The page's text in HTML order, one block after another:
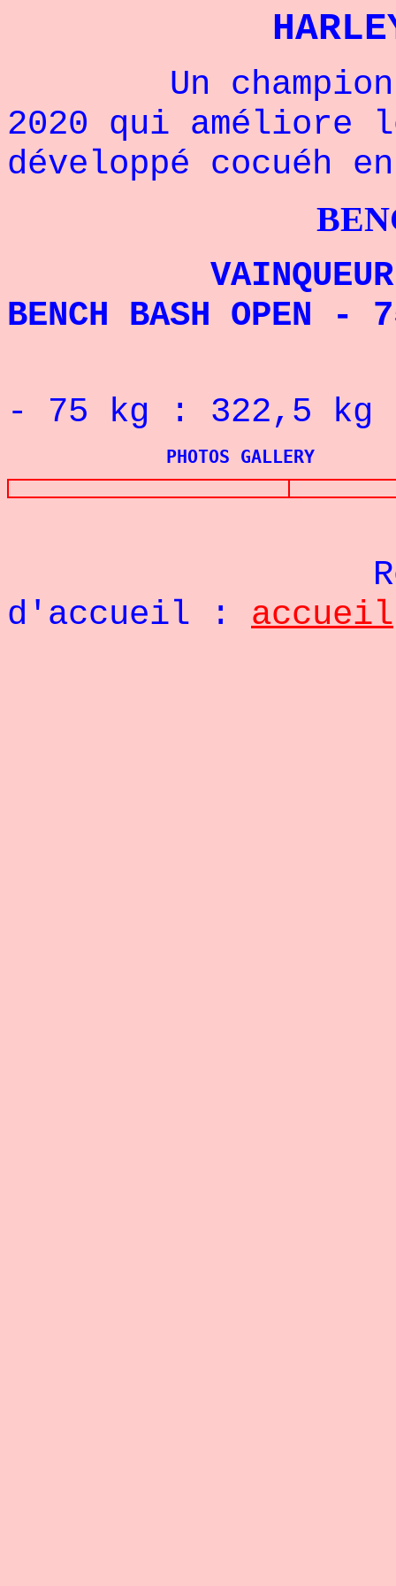
Un champion
2020 qui améliore
développé cocuéh
VAINQUEUR DU
BENCH BASH OPEN
- 75 kg : 322,5 kg
PHOTOS GALLERY
d'accueil : accueil